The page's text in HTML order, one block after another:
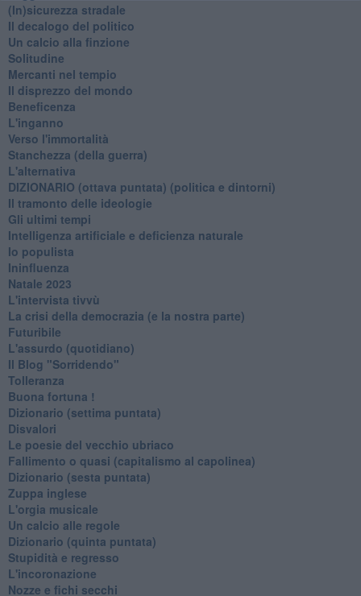
​(In)sicurezza stradale
Il decalogo del politico
Un calcio alla finzione
Solitudine
Mercanti nel tempio
Il disprezzo del mondo
Beneficenza
L'inganno
Verso l'immortalità
Stanchezza (della guerra)
L'alternativa
​DIZIONARIO (ottava puntata) (politica e dintorni)
Il tramonto delle ideologie
Gli ultimi tempi
Intelligenza artificiale e deficienza naturale
Io populista
Ininfluenza
Natale 2023
L'intervista tivvù
La crisi della democrazia (e la nostra parte)
Futuribile
L'assurdo (quotidiano)
Il Blog "Sorridendo"
Tolleranza
Buona fortuna !
​Dizionario (settima puntata)
Disvalori
Le poesie del vecchio ubriaco
Fallimento o quasi (capitalismo al capolinea)
Dizionario (sesta puntata)
Zuppa inglese
L'orgia musicale
Un calcio alle regole
Dizionario (quinta puntata)
Stupidità e regresso
L'incoronazione
Nozze e fichi secchi